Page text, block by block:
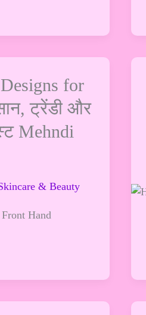
for
ट्रेंडी और
Mehndi
& Beauty